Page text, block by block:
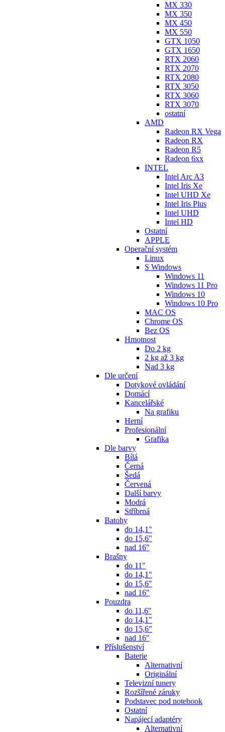
MX 330
MX 350
MX 450
MX 550
GTX 1050
GTX 1650
RTX 2060
RTX 2070
RTX 2080
RTX 3050
RTX 3060
RTX 3070
ostatní
AMD
Radeon RX Vega
Radeon RX
Radeon R5
Radeon 6xx
INTEL
Intel Arc A3
Intel Iris Xe
Intel UHD Xe
Intel Iris Plus
Intel UHD
Intel HD
Ostatní
APPLE
Operační systém
Linux
S Windows
Windows 11
Windows 11 Pro
Windows 10
Windows 10 Pro
MAC OS
Chrome OS
Bez OS
Hmotnost
Do 2 kg
2 kg až 3 kg
Nad 3 kg
Dle určení
Dotykové ovládání
Domácí
Kancelářské
Na grafiku
Herní
Profesionální
Grafika
Dle barvy
Bílá
Černá
Šedá
Červená
Další barvy
Modrá
Stříbrná
Batohy
do 14,1"
do 15,6"
nad 16"
Brašny
do 11"
do 14,1"
do 15,6"
nad 16"
Pouzdra
do 11,6"
do 14,1"
do 15,6"
nad 16"
Příslušenství
Baterie
Alternativní
Originální
Televizní tunery
Rozšířené záruky
Podstavec pod notebook
Ostatní
Napájecí adaptéry
Alternativní